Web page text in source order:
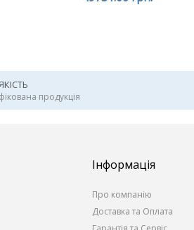
продукція
Інформація
Про компанію
Доставка та Оплата